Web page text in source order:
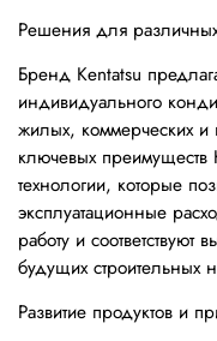
Решения для
Бренд Kentatsu
индивидуального
жилых, коммерческих
ключевых преимуществ
технологии, которые
эксплуатационные
работу и
будущих строительных
Развитие продуктов и